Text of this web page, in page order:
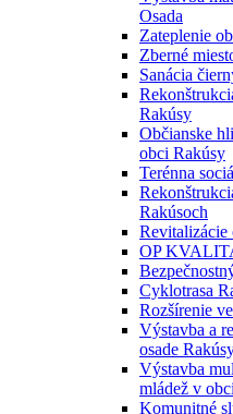
Osada
Zateplenie
Zberné
Sanácia
Rakúsy
Občianske
obci Rakúsy
Terénna
Rakúsoch
Revitalizácie
OP
Cyklotrasa
Rozšírenie
Výstavba a
osade
Výstavba
mládež v
Komunitné